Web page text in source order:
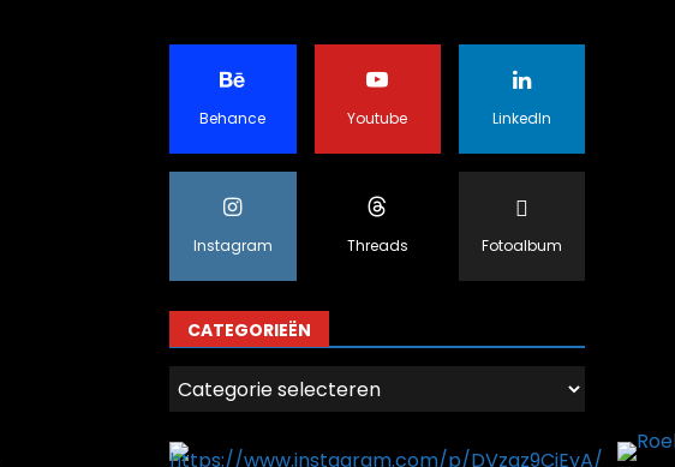
Behance Youtube LinkedIn
Instagram Threads Fotoalbum
CATEGORIEËN
Categorieën